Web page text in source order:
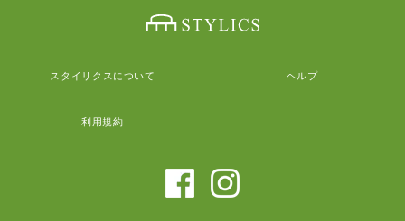
スタイリクスについて ヘルプ
利用規約